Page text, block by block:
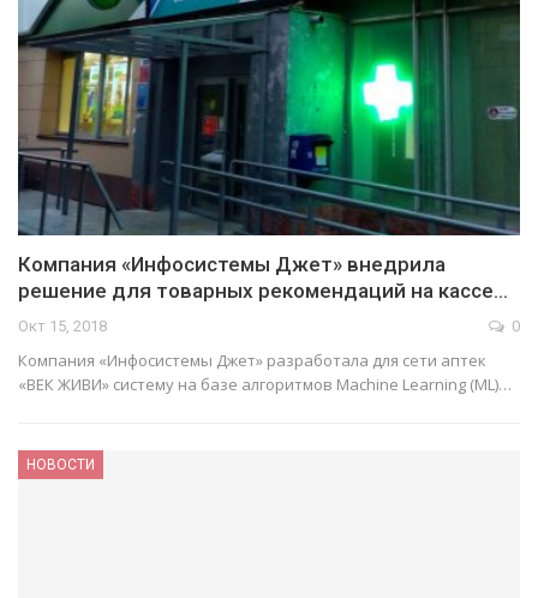
Компания «Инфосистемы Джет» внедрила
решение для товарных рекомендаций на кассе…
Окт 15, 2018 0
Компания «Инфосистемы Джет» разработала для сети аптек
«ВЕК ЖИВИ» систему на базе алгоритмов Machine Learning (ML)…
НОВОСТИ